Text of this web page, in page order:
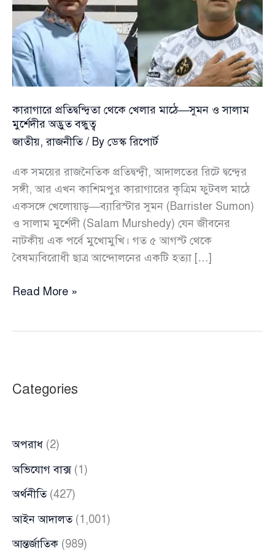
কারাগারে প্রতিদ্বন্দ্বিতা থেকে খেলার মাঠে—সুমন ও সালাম
মুর্শেদীর অদ্ভুত বন্ধুত্ব
জাতীয়,রাজনীতি/ By ডেস্ক রিপোর্ট
এক সময়ের রাজনৈতিক প্রতিদ্বন্দ্বী, আদালতের রিটে দ্বন্দ্বের
সঙ্গী, আর এখন কাশিমপুর কারাগারের কৃত্রিম ফুটবল মাঠে
একসঙ্গে খেলোয়াড়—ব্যারিস্টার সুমন (Barrister Sumon)
ও সালাম মুর্শেদী (Salam Murshedy) যেন জীবনের
নাটকীয় এক পর্বে মুখোমুখি। গত ৫ আগস্ট থেকে
বৈষম্যবিরোধী ছাত্র আন্দোলনের একটি হত্যা […]
কারাগারে
সুমন
মুর্শেদীর
অদ্ভুত
Read More »
Categories
অপরাধ (2)
অভিযোগ বাক্স(1)
অর্থনীতি(427)
আইন আদালত(1,001)
আন্তর্জাতিক (989)